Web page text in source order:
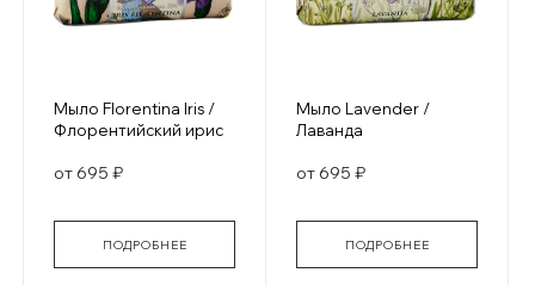
Мыло Florentina Iris /
Флорентийский ирис
от 695 ₽
ПОДРОБНЕЕ
Мыло Lavender /
Лаванда
от 695 ₽
ПОДРОБНЕЕ